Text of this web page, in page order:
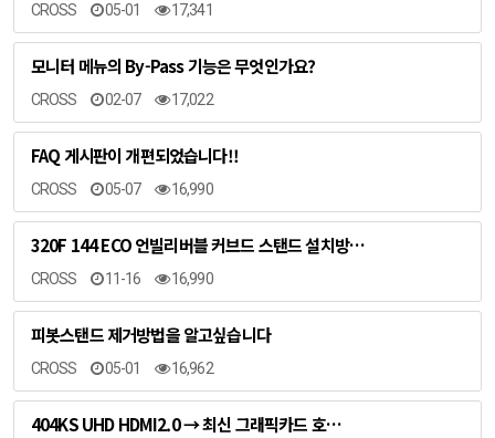
CROSS 05-01 17,341
모니터 메뉴의 By-Pass 기능은 무엇인가요?
CROSS 02-07 17,022
FAQ 게시판이 개편되었습니다!!
CROSS 05-07 16,990
320F 144 ECO 언빌리버블 커브드 스탠드 설치방…
CROSS 11-16 16,990
피봇스탠드 제거방법을 알고싶습니다
CROSS 05-01 16,962
404KS UHD HDMI2.0 → 최신 그래픽카드 호…